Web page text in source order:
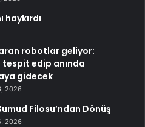
haykırdı
robotlar geliyor:
tespit edip anında
gidecek
2026
Filosu’ndan Dönüş
2026